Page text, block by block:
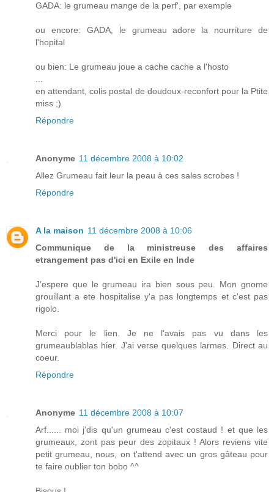
GADA: le grumeau mange de la perf', par exemple
ou encore: GADA, le grumeau adore la nourriture de
l'hopital
ou bien: Le grumeau joue a cache cache a l'hosto
en attendant, colis postal de doudoux-reconfort pour la Ptite
miss ;)
Répondre
Anonyme 11 décembre 2008 à 10:02
Allez Grumeau fait leur la peau à ces sales scrobes !
Répondre
A la maison 11 décembre 2008 à 10:06
Communique de la ministreuse des affaires
etrangement pas d'ici en Exile en Inde
J'espere que le grumeau ira bien sous peu. Mon gnome
grouillant a ete hospitalise y'a pas longtemps et c'est pas
rigolo.
Merci pour le lien. Je ne l'avais pas vu dans les
grumeaublablas hier. J'ai verse quelques larmes. Direct au
coeur.
Répondre
Anonyme 11 décembre 2008 à 10:07
Arf...... moi j'dis qu'un grumeau c'est costaud ! et que les
grumeaux, zont pas peur des zopitaux ! Alors reviens vite
petit grumeau, nous, on t'attend avec un gros gâteau pour
te faire oublier ton bobo ^^